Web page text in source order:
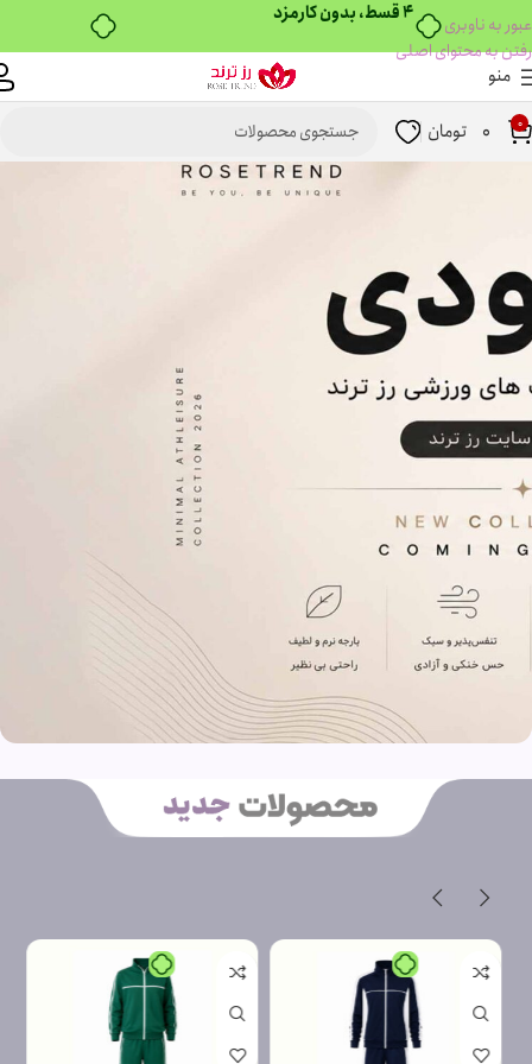
۴ قسط، بدون کارمزد
عبور به ناوبری
رفتن به محتوای اصلی
منو
0
0 تومان